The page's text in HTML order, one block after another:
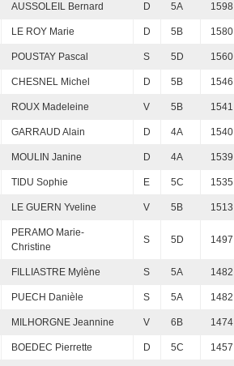
AUSSOLEIL Bernard D 5A 1598
LE ROY Marie D 5B 1580
POUSTAY Pascal S 5D 1560
CHESNEL Michel D 5B 1546
ROUX Madeleine V 5B 1541
GARRAUD Alain D 4A 1540
MOULIN Janine D 4A 1539
TIDU Sophie E 5C 1535
LE GUERN Yveline V 5B 1513
PERAMO Marie-
Christine
S 5D 1497
FILLIASTRE Mylène S 5A 1482
PUECH Danièle S 5A 1482
MILHORGNE Jeannine V 6B 1474
BOEDEC Pierrette D 5C 1457